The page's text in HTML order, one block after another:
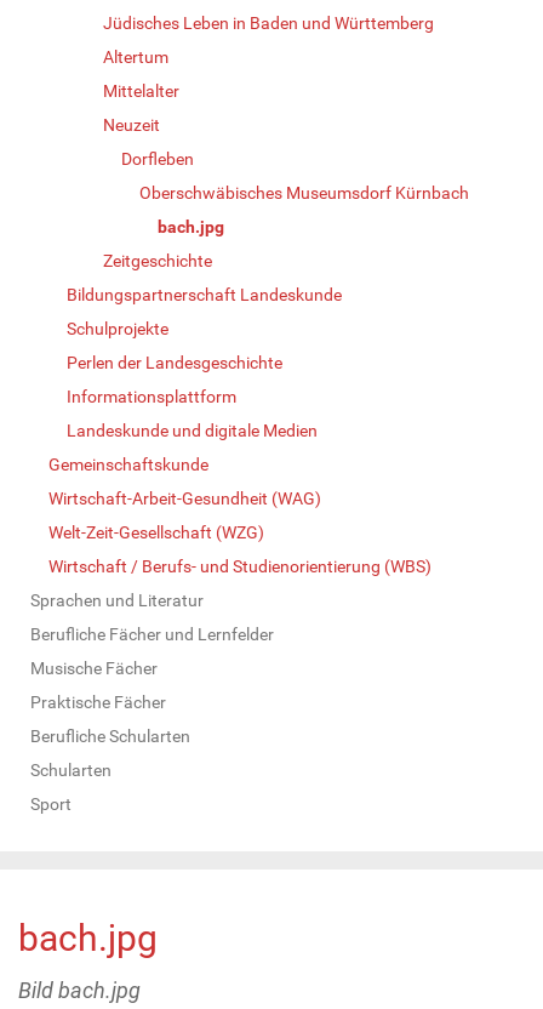
Jüdisches Leben in Baden und Württemberg
Altertum
Mittelalter
Neuzeit
Dorfleben
Oberschwäbisches Museumsdorf Kürnbach
bach.jpg
Zeitgeschichte
Bildungspartnerschaft Landeskunde
Schulprojekte
Perlen der Landesgeschichte
Informationsplattform
Landeskunde und digitale Medien
Gemeinschaftskunde
Wirtschaft-Arbeit-Gesundheit (WAG)
Welt-Zeit-Gesellschaft (WZG)
Wirtschaft / Berufs- und Studienorientierung (WBS)
Sprachen und Literatur
Berufliche Fächer und Lernfelder
Musische Fächer
Praktische Fächer
Berufliche Schularten
Schularten
Sport
bach.jpg
Bild bach.jpg